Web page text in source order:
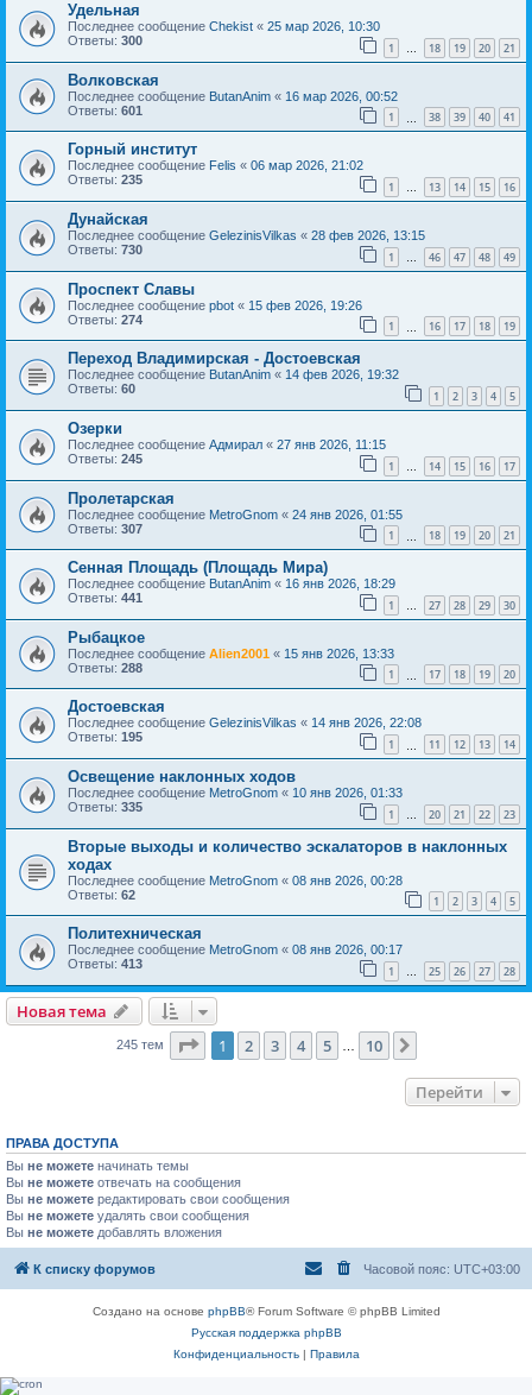
Удельная
Последнее сообщение Chekist « 25 мар 2026, 10:30
Ответы: 300 1 … 18 19 20 21
Волковская
Последнее сообщение ButanAnim « 16 мар 2026, 00:52
Ответы: 601 1 38 39 40 41
Горный институт
Последнее сообщение Felis « 06 мар 2026, 21:02
Ответы: 235 1 … 13 14 15 16
Дунайская
Последнее сообщение GelezinisVilkas « 28 фев 2026, 13:15
Ответы: 730 1 … 46 47 48 49
Проспект Славы
Последнее сообщение pbot « 15 фев 2026, 19:26
Ответы: 274 1 16 17 18 19
Переход Владимирская - Достоевская
Последнее сообщение ButanAnim « 14 фев 2026, 19:32
Ответы: 60 1 2 3 4 5
Озерки
Последнее сообщение Адмирал « 27 янв 2026, 11:15
Ответы: 245 1 14 15 16 17
Пролетарская
Последнее сообщение MetroGnom « 24 янв 2026, 01:55
Ответы: 307 1 18 19 20 21
Сенная Площадь (Площадь Мира)
Последнее сообщение ButanAnim « 16 янв 2026, 18:29
Ответы: 441 1 … 27 28 29 30
Рыбацкое
Последнее сообщение Alien2001 « 15 янв 2026, 13:33
Ответы: 288 1 17 18 19 20
Достоевская
Последнее сообщение GelezinisVilkas « 14 янв 2026, 22:08
Ответы: 195 1 11 12 13 14
Освещение наклонных ходов
Последнее сообщение MetroGnom « 10 янв 2026, 01:33
Ответы: 335 1 … 20 21 22 23
Вторые выходы и количество эскалаторов в наклонных
ходах
Последнее сообщение MetroGnom « 08 янв 2026, 00:28
Ответы: 62 1 2 3 4 5
Политехническая
Последнее сообщение MetroGnom « 08 янв 2026, 00:17
Ответы: 413 1 … 25 26 27 28
Новая тема
245 тем Страница из 10
1 2 3 4 5 10
Перейти
ПРАВА ДОСТУПА
Вы не можете начинать темы
Вы не можете отвечать на сообщения
Вы не можете редактировать свои сообщения
Вы не можете удалять свои сообщения
Вы не можете добавлять вложения
К списку форумов Часовой пояс: UTC+03:00
Создано на основе phpBB® Forum Software © phpBB Limited
Русская поддержка phpBB
Конфиденциальность| Правила